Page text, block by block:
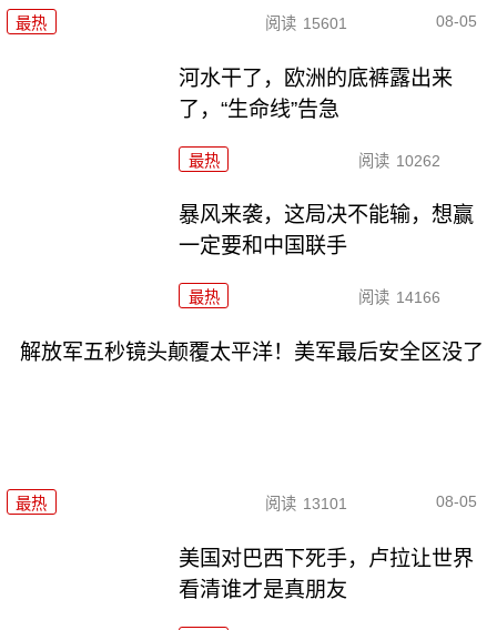
最热 阅读 15601 08-05
河水干了，欧洲的底裤露出来
了，“生命线”告急
最热 阅读 10262
暴风来袭，这局决不能输，想赢
一定要和中国联手
最热 阅读 14166
解放军五秒镜头颠覆太平洋！美军最后安全区没了
最热 阅读 13101 08-05
美国对巴西下死手，卢拉让世界
看清谁才是真朋友